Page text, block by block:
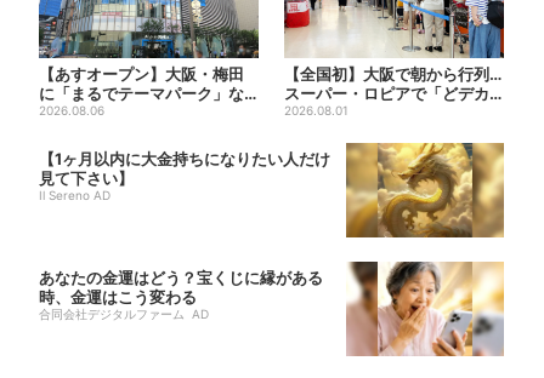
【あすオープン】大阪・梅田
に「まるでテーマパーク」な
巨大スポーツ店、461ブラン...
2026.08.06
【全国初】大阪で朝から行列…
スーパー・ロピアで「どデカ
抽選会」、開始30分で“1...
2026.08.01
【1ヶ月以内に大金持ちになりたい人だけ
見て下さい】
Il Sereno AD
あなたの金運はどう？宝くじに縁がある
時、金運はこう変わる
合同会社デジタルファーム AD